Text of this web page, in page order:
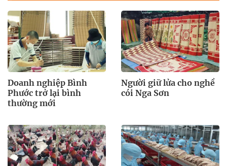
Doanh nghiệp Bình
Phước trở lại bình
thường mới
Người giữ lửa cho nghề
cói Nga Sơn